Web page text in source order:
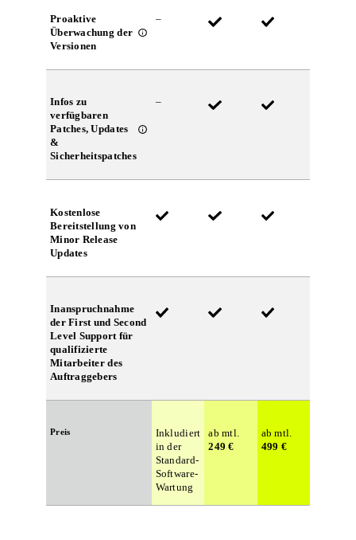
Proaktive
Überwachung der
Versionen
–
Infos zu
verfügbaren
Patches, Updates
&
Sicherheitspatches
–
Kostenlose
Bereitstellung von
Minor Release
Updates
Inanspruchnahme
der First und Second
Level Support für
qualifizierte
Mitarbeiter des
Auftraggebers
Preis
Inkludiert
in der
Standard-
Software-
Wartung
ab mtl.
249 €
ab mtl.
499 €